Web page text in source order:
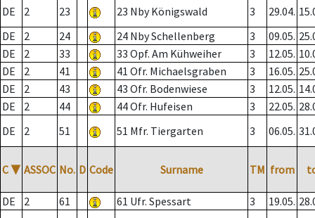
DE
2 23 23 Nby Königswald 3 29.04.
DE
2 24 24 Nby Schellenberg 3 09.05.
DE
2 33 33 Opf. Am Kühweiher 3 12.05.
DE
2 41 41 Ofr. Michaelsgraben 3 16.05.
DE
2 43 43 Ofr. Bodenwiese 3 12.05.
DE
2 44 44 Ofr. Hufeisen 3 22.05.
DE
2 51 51 Mfr. Tiergarten 3 06.05.
C ▼ ASSOC No. D Code Surname TM from
DE 2 61 61 Ufr. Spessart 3 19.05.